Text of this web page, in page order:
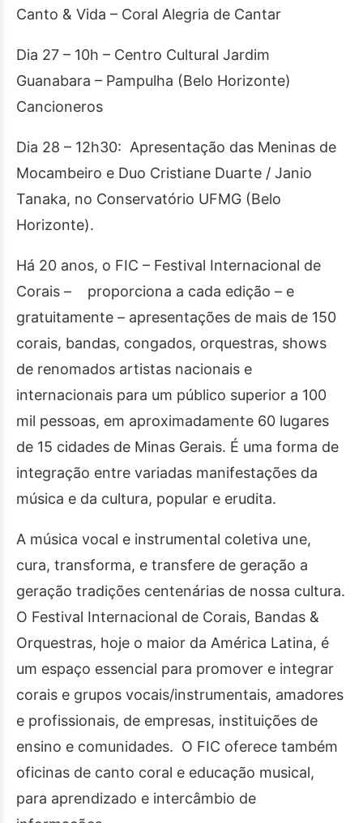
Canto & Vida – Coral Alegria de Cantar
Dia 27 – 10h – Centro Cultural Jardim
Guanabara – Pampulha (Belo Horizonte)
Cancioneros
Dia 28 – 12h30: Apresentação das Meninas de
Mocambeiro e Duo Cristiane Duarte / Janio
Tanaka, no Conservatório UFMG (Belo
Horizonte).
Há 20 anos, o FIC – Festival Internacional de
Corais – proporciona a cada edição – e
gratuitamente – apresentações de mais de 150
corais, bandas, congados, orquestras, shows
de renomados artistas nacionais e
internacionais para um público superior a 100
mil pessoas, em aproximadamente 60 lugares
de 15 cidades de Minas Gerais. É uma forma de
integração entre variadas manifestações da
música e da cultura, popular e erudita.
A música vocal e instrumental coletiva une,
cura, transforma, e transfere de geração a
geração tradições centenárias de nossa cultura.
O Festival Internacional de Corais, Bandas &
Orquestras, hoje o maior da América Latina, é
um espaço essencial para promover e integrar
corais e grupos vocais/instrumentais, amadores
e profissionais, de empresas, instituições de
ensino e comunidades. O FIC oferece também
oficinas de canto coral e educação musical,
para aprendizado e intercâmbio de